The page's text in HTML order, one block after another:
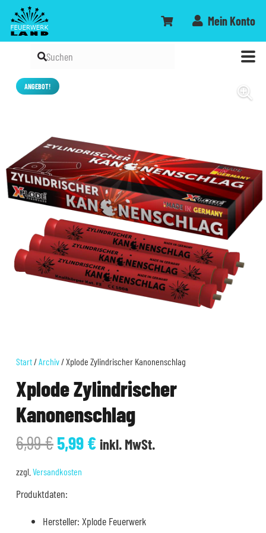
Mein Konto
ANGEBOT!
Start/Archiv/ Xplode Zylindrischer Kanonenschlag
Xplode Zylindrischer
Kanonenschlag
6,99€Ursprünglicher
Preis
war:
6,99 €
5,99€Aktueller
inkl. MwSt.
zzgl. Versandkosten
Produktdaten:
Hersteller: Xplode Feuerwerk